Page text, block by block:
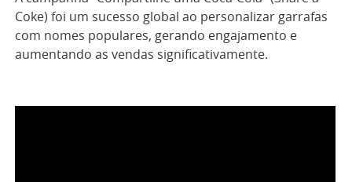
Coke) foi um sucesso global ao personalizar garrafas
com nomes populares, gerando engajamento e
aumentando as vendas significativamente.